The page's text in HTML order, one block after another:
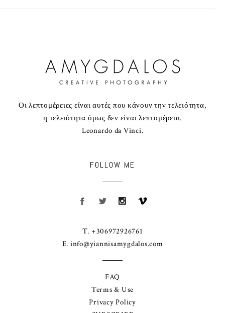
Οι λεπτομέρειες είναι αυτές που κάνουν την τελειότητα,
η τελειότητα όμως δεν είναι λεπτομέρεια.
Leonardo da Vinci.
FOLLOW ME
T. +306972926761
E. info@yiannisamygdalos.com
FAQ
Terms & Use
Privacy Policy